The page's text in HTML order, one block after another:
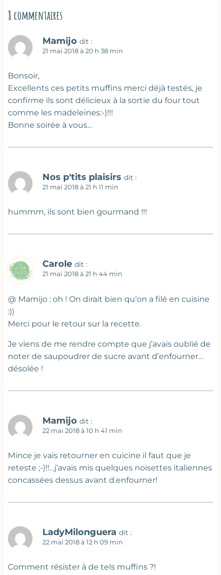
8 commentaires
Mamijo dit :
21 mai 2018 à 20 h 38 min
Bonsoir,
Excellents ces petits muffins merci déjà testés, je
confirme ils sont délicieux à la sortie du four tout
comme les madeleines:-)!!!
Bonne soirée à vous…
Nos p'tits plaisirs dit :
21 mai 2018 à 21 h 11 min
hummm, ils sont bien gourmand !!!
Carole dit :
21 mai 2018 à 21 h 44 min
@ Mamijo : oh ! On dirait bien qu’on a filé en cuisine
:))
Merci pour le retour sur la recette.
Je viens de me rendre compte que j’avais oublié de
noter de saupoudrer de sucre avant d’enfourner…
désolée !
Mamijo dit :
22 mai 2018 à 10 h 41 min
Mince je vais retourner en cuicine il faut que je
reteste ;-)!!…j’avais mis quelques noisettes italiennes
concassées dessus avant d.enfourner!
LadyMilonguera dit :
22 mai 2018 à 12 h 09 min
Comment résister à de tels muffins ?!